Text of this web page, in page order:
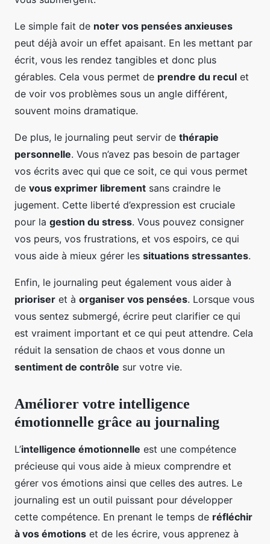
Le simple fait de noter vos pensées anxieuses
peut déjà avoir un effet apaisant. En les mettant par
écrit, vous les rendez tangibles et donc plus
gérables. Cela vous permet de prendre du recul et
de voir vos problèmes sous un angle différent,
souvent moins dramatique.
De plus, le journaling peut servir de thérapie
personnelle. Vous n’avez pas besoin de partager
vos écrits avec qui que ce soit, ce qui vous permet
de vous exprimer librement sans craindre le
jugement. Cette liberté d’expression est cruciale
pour la gestion du stress. Vous pouvez consigner
vos peurs, vos frustrations, et vos espoirs, ce qui
vous aide à mieux gérer les situations stressantes.
Enfin, le journaling peut également vous aider à
prioriser et à organiser vos pensées. Lorsque vous
vous sentez submergé, écrire peut clarifier ce qui
est vraiment important et ce qui peut attendre. Cela
réduit la sensation de chaos et vous donne un
sentiment de contrôle sur votre vie.
Améliorer votre intelligence
émotionnelle grâce au journaling
L’intelligence émotionnelle est une compétence
précieuse qui vous aide à mieux comprendre et
gérer vos émotions ainsi que celles des autres. Le
journaling est un outil puissant pour développer
cette compétence. En prenant le temps de réfléchir
à vos émotions et de les écrire, vous apprenez à